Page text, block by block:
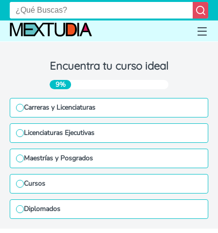
Encuentra tu curso ideal
9%
Carreras y Licenciaturas
Licenciaturas Ejecutivas
Maestrías y Posgrados
Cursos
Diplomados